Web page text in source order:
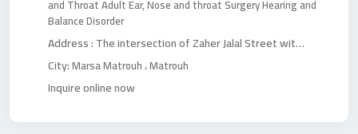
and ThroatAdult Ear, Nose and throat SurgeryHearing and
Balance Disorder
Address :The intersection of Zaher Jalal Street with Alam El Roum Street
City:Marsa Matrouh،Matrouh
Inquire online now